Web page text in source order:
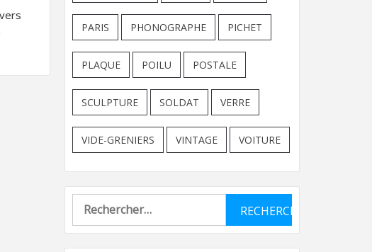
PARIS PHONOGRAPHE PICHET
PLAQUE POILU POSTALE
SCULPTURE SOLDAT VERRE
VIDE-GRENIERS VINTAGE VOITURE
Rechercher :